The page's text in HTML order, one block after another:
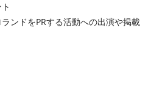
ンドをPRする活動への出演や掲載